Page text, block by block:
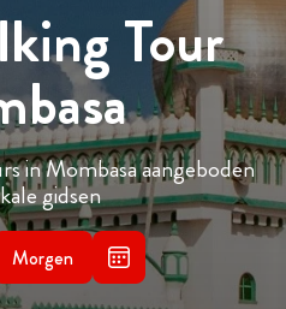
Tour
in Mombasa aangeboden
gidsen
Morgen